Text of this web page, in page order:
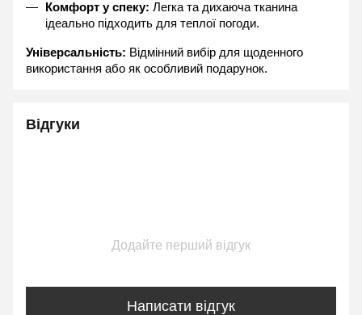
Комфорт у спеку: Легка та дихаюча тканина
ідеально підходить для теплої погоди.
Універсальність: Відмінний вибір для щоденного
використання або як особливий подарунок.
Відгуки
Додайте перший відгук
Написати відгук